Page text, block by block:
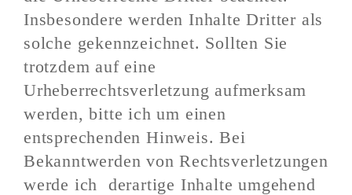
Insbesondere werden Inhalte Dritter als
solche gekennzeichnet. Sollten Sie
trotzdem auf eine
Urheberrechtsverletzung aufmerksam
werden, bitte ich um einen
entsprechenden Hinweis. Bei
Bekanntwerden von Rechtsverletzungen
werde ich derartige Inhalte umgehend